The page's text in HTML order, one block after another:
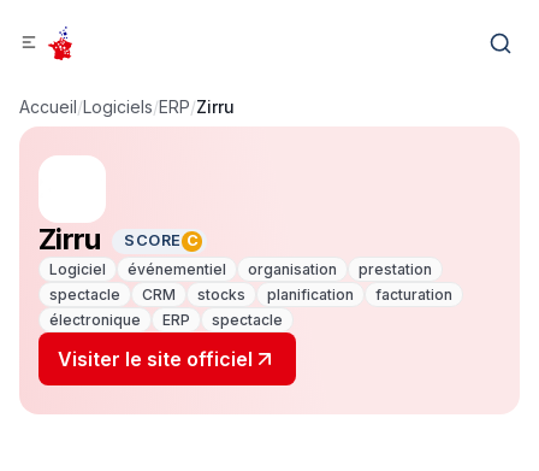
Accueil/Logiciels/ERP/Zirru
Zirru SCORE C
Logiciel
événementiel organisation
prestation
spectacle
CRM stocks planification
facturation
électronique
ERP spectacle
Visiter le site officiel